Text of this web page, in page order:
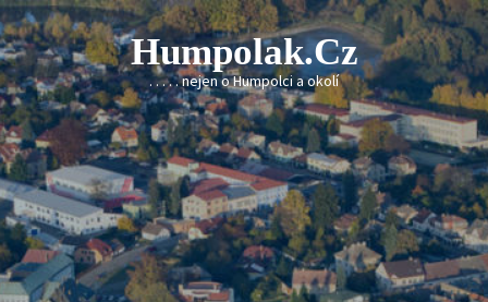
Skip
to
content
Humpolak.cz
. . . . . nejen o Humpolci a okolí